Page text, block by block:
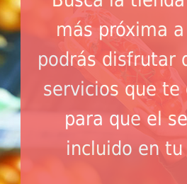
más próxima
podrás disfrutar
servicios que te
para que el
incluido en